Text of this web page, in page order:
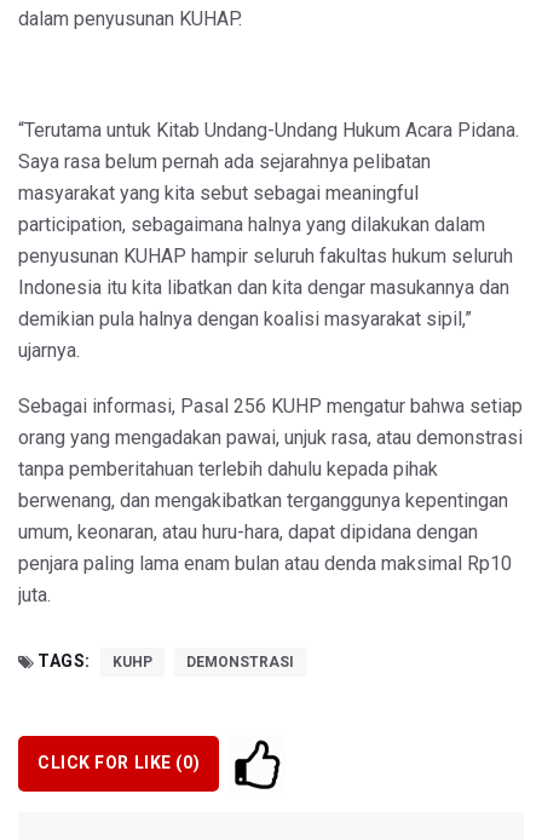
dalam penyusunan KUHAP.
“Terutama untuk Kitab Undang-Undang Hukum Acara Pidana.
Saya rasa belum pernah ada sejarahnya pelibatan
masyarakat yang kita sebut sebagai meaningful
participation, sebagaimana halnya yang dilakukan dalam
penyusunan KUHAP hampir seluruh fakultas hukum seluruh
Indonesia itu kita libatkan dan kita dengar masukannya dan
demikian pula halnya dengan koalisi masyarakat sipil,”
ujarnya.
Sebagai informasi, Pasal 256 KUHP mengatur bahwa setiap
orang yang mengadakan pawai, unjuk rasa, atau demonstrasi
tanpa pemberitahuan terlebih dahulu kepada pihak
berwenang, dan mengakibatkan terganggunya kepentingan
umum, keonaran, atau huru-hara, dapat dipidana dengan
penjara paling lama enam bulan atau denda maksimal Rp10
juta.
TAGS: KUHP DEMONSTRASI
CLICK FOR LIKE (0)